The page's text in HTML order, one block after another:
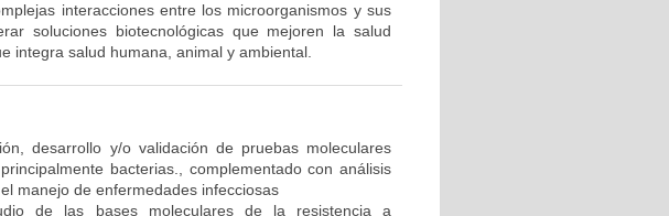
interacciones entre los microorganismos y sus
soluciones biotecnológicas que mejoren la salud
integra salud humana, animal y ambiental.
desarrollo y/o validación de pruebas moleculares
bacterias., complementado con análisis
manejo de enfermedades infecciosas
de las bases moleculares de la resistencia a